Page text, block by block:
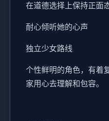
在道德选择上保持正面
耐心倾听她的心声
独立少女路线
个性鲜明的角色，有着
家用心去理解和包容。